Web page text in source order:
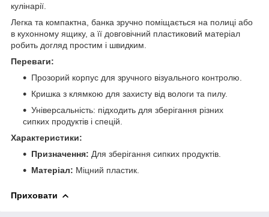
кулінарії.
Легка та компактна, банка зручно поміщається на полиці або
в кухонному ящику, а її довговічний пластиковий матеріал
робить догляд простим і швидким.
Переваги:
Прозорий корпус для зручного візуального контролю.
Кришка з клямкою для захисту від вологи та пилу.
Універсальність: підходить для зберігання різних
сипких продуктів і спецій.
Характеристики:
Призначення: Для зберігання сипких продуктів.
Матеріал: Міцний пластик.
Приховати